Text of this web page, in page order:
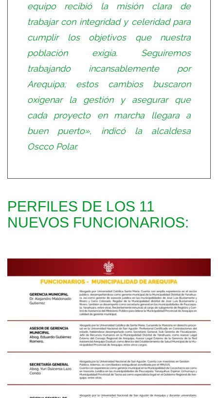
equipo recibió la misión clara de
trabajar con integridad y celeridad para
cumplir los objetivos que nuestra
población exigía. Seguiremos
trabajando incansablemente por
Arequipa; estos cambios buscaron
oxigenar la gestión y asegurar que
cada proyecto en marcha llegara a
buen puerto», indicó la alcaldesa
Oscco Polar.
PERFILES DE LOS 11
NUEVOS FUNCIONARIOS: